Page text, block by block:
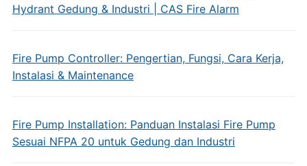
Hydrant Gedung & Industri | CAS Fire Alarm
Fire Pump Controller: Pengertian, Fungsi, Cara Kerja,
Instalasi & Maintenance
Fire Pump Installation: Panduan Instalasi Fire Pump
Sesuai NFPA 20 untuk Gedung dan Industri